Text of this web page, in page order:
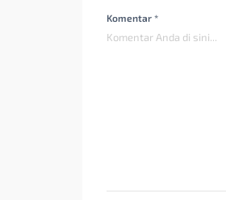
Komentar *